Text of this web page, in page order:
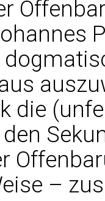
die
–